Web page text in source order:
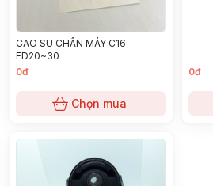
CAO SU CHÂN MÁY C16
FD20~30
0đ
Chọn mua
0đ